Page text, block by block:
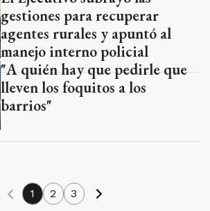
agentes rurales y apuntó al
manejo interno policial
"A quién hay que pedirle que
lleven los foquitos a los
barrios"